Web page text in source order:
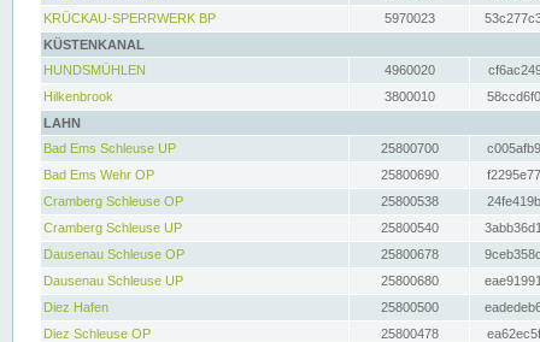
KRÜCKAU-SPERRWERK BP
5970023
KÜSTENKANAL
HUNDSMÜHLEN
4960020
Hilkenbrook
3800010
LAHN
Bad Ems Schleuse UP
25800700
Bad Ems Wehr OP
25800690
Cramberg Schleuse OP
25800538
Cramberg Schleuse UP
25800540
Dausenau Schleuse OP
25800678
Dausenau Schleuse UP
25800680
Diez Hafen
25800500
Diez Schleuse OP
25800478